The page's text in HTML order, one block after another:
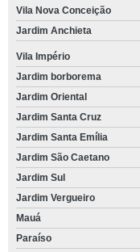
Vila Nova Conceição
Jardim Anchieta
Vila Império
Jardim borborema
Jardim Oriental
Jardim Santa Cruz
Jardim Santa Emília
Jardim São Caetano
Jardim Sul
Jardim Vergueiro
Mauá
Paraíso